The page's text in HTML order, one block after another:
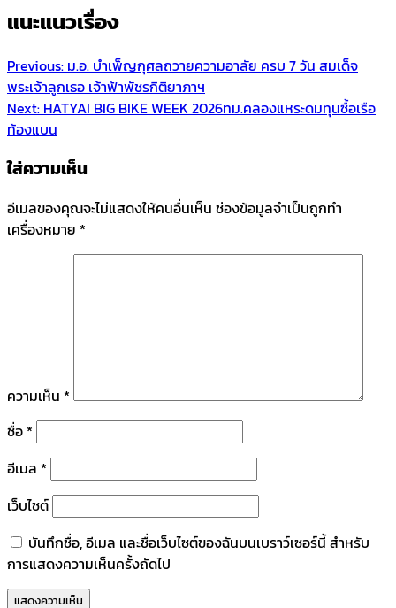
แนะแนวเรื่อง
Previous: ม.อ. บำเพ็ญกุศลถวายความอาลัย ครบ 7 วัน สมเด็จ
พระเจ้าลูกเธอ เจ้าฟ้าพัชรกิติยาภาฯ
Next: HATYAI BIG BIKE WEEK 2026ทม.คลองแหระดมทุนซื้อเรือ
ท้องแบน
ใส่ความเห็น
อีเมลของคุณจะไม่แสดงให้คนอื่นเห็น ช่องข้อมูลจำเป็นถูกทำ
เครื่องหมาย *
ความเห็น *
ชื่อ *
อีเมล *
เว็บไซต์
บันทึกชื่อ, อีเมล และชื่อเว็บไซต์ของฉันบนเบราว์เซอร์นี้ สำหรับ
การแสดงความเห็นครั้งถัดไป